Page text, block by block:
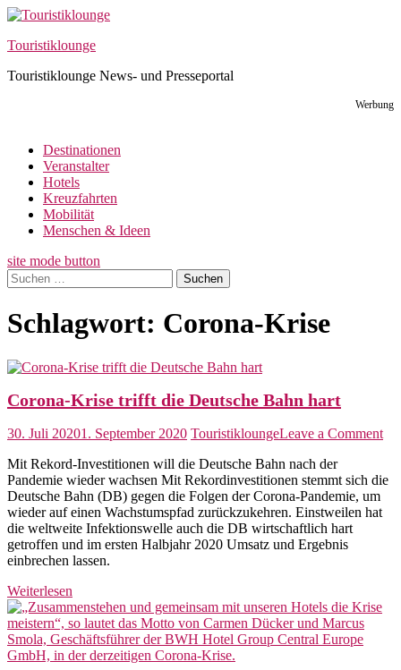
Skip
content
Touristiklounge
Touristiklounge News- und Presseportal
Werbung
Destinationen
Veranstalter
Hotels
Kreuzfahrten
Mobilität
Menschen & Ideen
site mode button
Suchen
nach:
Schlagwort: Corona-Krise
Corona-Krise trifft die Deutsche Bahn hart
30. Juli 20201. September 2020 TouristikloungeLeave a Commenton
Mit Rekord-Investitionen will die Deutsche Bahn nach der
Pandemie wieder wachsen Mit Rekordinvestitionen stemmt sich die
Deutsche Bahn (DB) gegen die Folgen der Corona-Pandemie, um
wieder auf einen Wachstumspfad zurückzukehren. Einstweilen hat
die weltweite Infektionswelle auch die DB wirtschaftlich hart
getroffen und im ersten Halbjahr 2020 Umsatz und Ergebnis
einbrechen lassen.
Weiterlesen